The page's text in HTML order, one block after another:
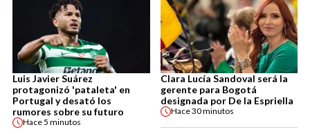
Luis Javier Suárez
protagonizó 'pataleta' en
Portugal y desató los
rumores sobre su futuro
Hace5 minutos
Clara Lucía Sandoval será la
gerente para Bogotá
designada por De la Espriella
Hace30 minutos